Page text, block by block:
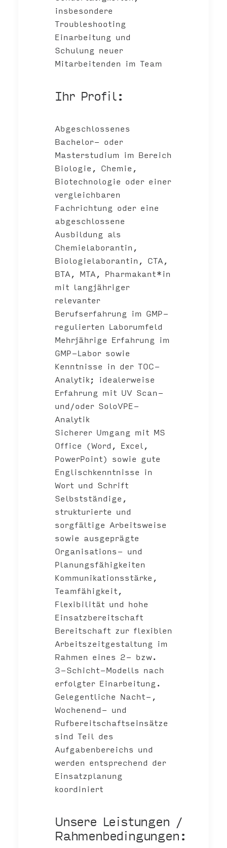
insbesondere
Troubleshooting
Einarbeitung und
Schulung neuer
Mitarbeitenden im Team
Ihr Profil:
Abgeschlossenes
Bachelor- oder
Masterstudium im Bereich
Biologie, Chemie,
Biotechnologie oder einer
vergleichbaren
Fachrichtung oder eine
abgeschlossene
Ausbildung als
Chemielaborantin,
Biologielaborantin, CTA,
BTA, MTA, Pharmakant*in
mit langjähriger
relevanter
Berufserfahrung im GMP-
regulierten Laborumfeld
Mehrjährige Erfahrung im
GMP-Labor sowie
Kenntnisse in der TOC-
Analytik; idealerweise
Erfahrung mit UV Scan-
und/oder SoloVPE-
Analytik
Sicherer Umgang mit MS
Office (Word, Excel,
PowerPoint) sowie gute
Englischkenntnisse in
Wort und Schrift
Selbstständige,
strukturierte und
sorgfältige Arbeitsweise
sowie ausgeprägte
Organisations- und
Planungsfähigkeiten
Kommunikationsstärke,
Teamfähigkeit,
Flexibilität und hohe
Einsatzbereitschaft
Bereitschaft zur flexiblen
Arbeitszeitgestaltung im
Rahmen eines 2- bzw.
3-Schicht-Modells nach
erfolgter Einarbeitung.
Gelegentliche Nacht-,
Wochenend- und
Rufbereitschaftseinsätze
sind Teil des
Aufgabenbereichs und
werden entsprechend der
Einsatzplanung
koordiniert
Unsere Leistungen /
Rahmenbedingungen: